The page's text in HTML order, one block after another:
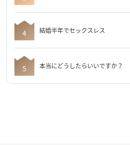
結婚半年でセックスレス
本当にどうしたらいいですか？